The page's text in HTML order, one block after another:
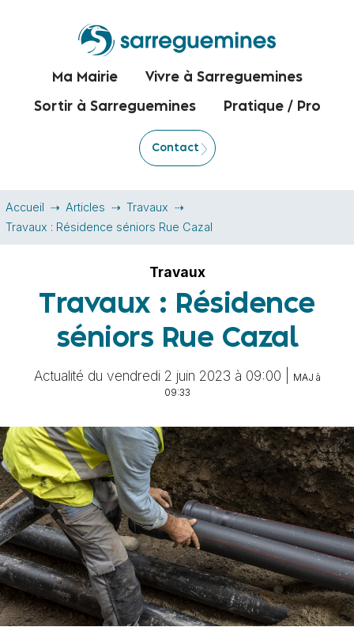
Ma Mairie Vivre à Sarreguemines
Sortir à Sarreguemines Pratique / Pro
Contact
Accueil Articles
Travaux
Travaux : Résidence séniors Rue Cazal
Travaux
Travaux : Résidence
séniors Rue Cazal
Actualité du vendredi 2 juin 2023 à 09:00 |
MAJ à
09:33